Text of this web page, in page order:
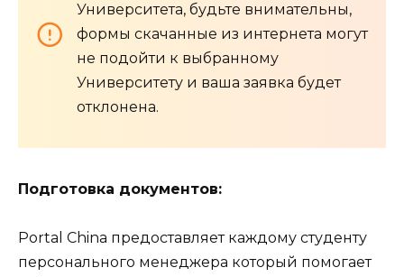
Университета, будьте внимательны,
формы скачанные из интернета могут
не подойти к выбранному
Университету и ваша заявка будет
отклонена.
Подготовка документов:
Portal China предоставляет каждому студенту
персонального менеджера который помогает